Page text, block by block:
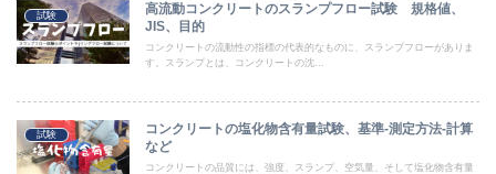
試験
高流動コンクリートのスランプフロー試験 規格値、
JIS、目的
コンクリートの流動性の指標の代表的なものに、スランプフローがありま
す。スランプとは、コンクリートの沈...
試験
コンクリートの塩化物含有量試験、基準-測定方法-計算
など
コンクリートの品質には、強度、スランプ、空気量、そして塩化物含有量